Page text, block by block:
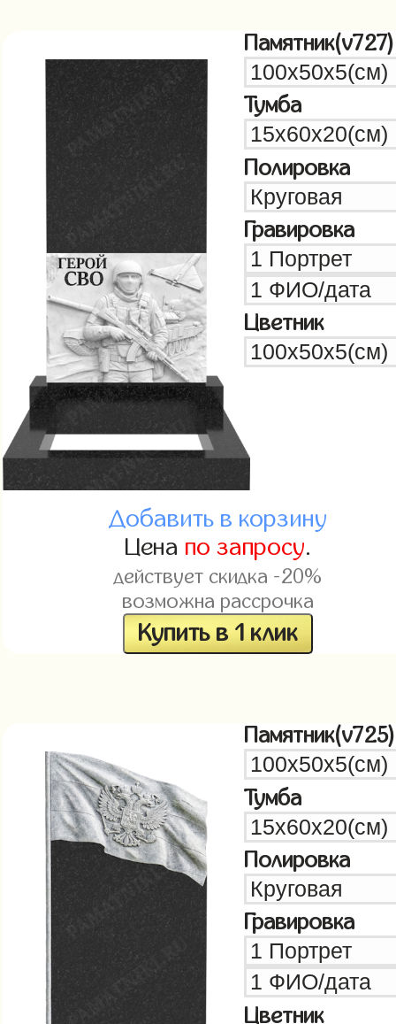
Памятник(v727)
Тумба
Полировка
Гравировка
Цветник
Добавить в корзину
Цена по запросу.
действует скидка -20%
возможна рассрочка
Купить в 1 клик
Памятник(v725)
Тумба
Полировка
Гравировка
Цветник